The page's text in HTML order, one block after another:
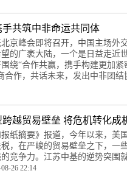
共筑中非命运共同体
京峰会即将召开，中国主场外
的广袤大陆，一个是日益走近
绕“合作共赢，携手构建更加
合作，共话未来，发出中非团结
越贸易壁垒 将危机转化成
纸摘要》报道，今年以来，美
，在严峻的贸易壁垒之下，一
竞争力。江苏中基的逆势突围
26 22:14